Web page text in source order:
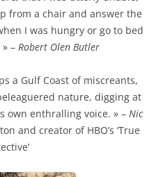
from a chair and answer the
I was hungry or go to bed
– Robert Olen Butler
a Gulf Coast of miscreants,
nature, digging at
own enthralling voice. » – Nic
and creator of HBO’s ‘True